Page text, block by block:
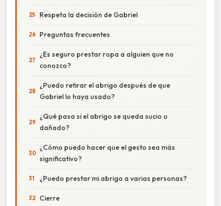
Respeta la decisión de Gabriel
Preguntas frecuentes
¿Es seguro prestar ropa a alguien que no
conozco?
¿Puedo retirar el abrigo después de que
Gabriel lo haya usado?
¿Qué pasa si el abrigo se queda sucio o
dañado?
¿Cómo puedo hacer que el gesto sea más
significativo?
¿Puedo prestar mi abrigo a varias personas?
Cierre